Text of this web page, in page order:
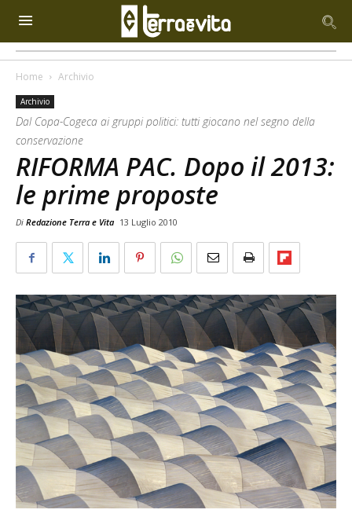
Home Archivio
Archivio
Dal Copa-Cogeca ai gruppi politici: tutti giocano nel segno della
conservazione
RIFORMA PAC. Dopo il 2013:
le prime proposte
Di Redazione Terra e Vita 13 Luglio 2010